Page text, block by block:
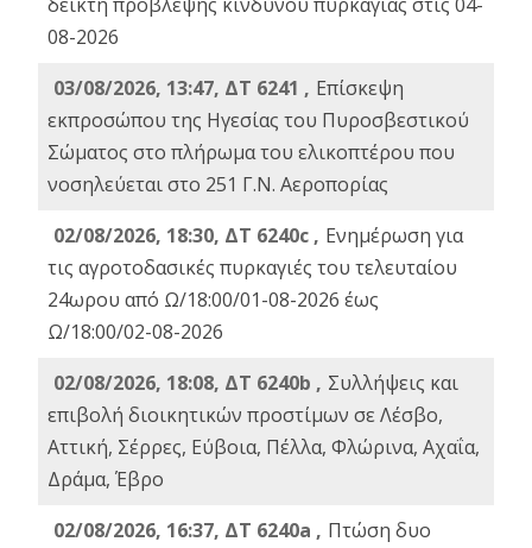
08-2026
03/08/2026, 13:47, ΔΤ 6241 , Επίσκεψη
εκπροσώπου της Ηγεσίας του Πυροσβεστικού
Σώματος στο πλήρωμα του ελικοπτέρου που
νοσηλεύεται στο 251 Γ.Ν. Αεροπορίας
02/08/2026, 18:30, ΔΤ 6240c , Ενημέρωση για
τις αγροτοδασικές πυρκαγιές του τελευταίου
24ωρου από Ω/18:00/01-08-2026 έως
Ω/18:00/02-08-2026
02/08/2026, 18:08, ΔΤ 6240b , Συλλήψεις και
επιβολή διοικητικών προστίμων σε Λέσβο,
Αττική, Σέρρες, Εύβοια, Πέλλα, Φλώρινα, Αχαΐα,
Δράμα, Έβρο
02/08/2026, 16:37, ΔΤ 6240a , Πτώση δυο